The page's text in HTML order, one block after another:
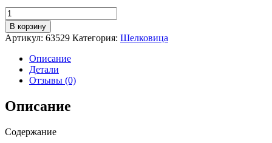
Количество
товара
Шелковица
сорт
Медовая
крупноплодная:
особенности
выращивания
и
ухода
деревом.
В корзину
Артикул: 63529 Категория: Шелковица
Описание
Детали
Отзывы (0)
Описание
Содержание